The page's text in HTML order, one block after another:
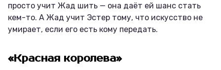
просто учит Жад шить — она даёт ей шанс стать
кем-то. А Жад учит Эстер тому, что искусство не
умирает, если его есть кому передать.
«Красная королева»